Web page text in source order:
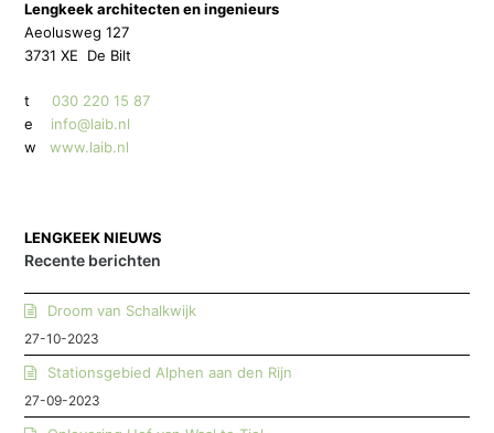
Lengkeek architecten en ingenieurs
Aeolusweg 127
3731 XE De Bilt
t030 220 15 87
e info@laib.nl
w
www.laib.nl
LENGKEEK NIEUWS
Recente berichten
Droom van Schalkwijk
27-10-2023
Stationsgebied Alphen aan den Rijn
27-09-2023